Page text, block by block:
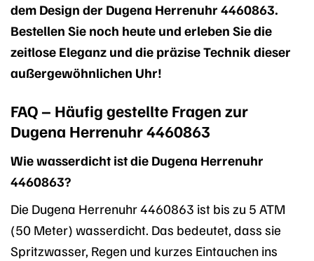
dem Design der Dugena Herrenuhr 4460863.
Bestellen Sie noch heute und erleben Sie die
zeitlose Eleganz und die präzise Technik dieser
außergewöhnlichen Uhr!
FAQ – Häufig gestellte Fragen zur
Dugena Herrenuhr 4460863
Wie wasserdicht ist die Dugena Herrenuhr
4460863?
Die Dugena Herrenuhr 4460863 ist bis zu 5 ATM
(50 Meter) wasserdicht. Das bedeutet, dass sie
Spritzwasser, Regen und kurzes Eintauchen ins